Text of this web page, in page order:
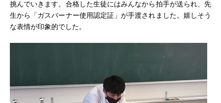
挑んでいきます。合格した生徒にはみんなから拍手が送られ、先
生から「ガスバーナー使用認定証」が手渡されました。嬉しそう
な表情が印象的でした。